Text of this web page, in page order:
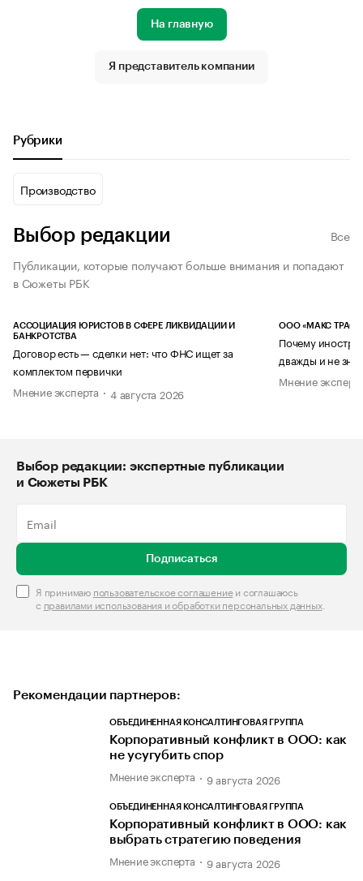
Источник изображения: Личный архив Евгения Гиркина
На главную
Я представитель компании
Рубрики
Производство
Выбор редакции
Все
Публикации, которые получают больше внимания и попадают
в Сюжеты РБК
АССОЦИАЦИЯ ЮРИСТОВ В СФЕРЕ ЛИКВИДАЦИИ И
БАНКРОТСТВА
Договор есть — сделки нет: что ФНС ищет за
комплектом первички
Мнение эксперта
4 августа 2026
ООО «МАКС ТРАСТ»
Почему
дважды и не
Мнение
Выбор редакции: экспертные публикации
и Сюжеты РБК
Подписаться
Я принимаю пользовательское соглашениеи соглашаюсь
с правилами использования и обработки персональных данных.
Рекомендации партнеров:
ОБЪЕДИНЕННАЯ КОНСАЛТИНГОВАЯ ГРУППА
Корпоративный конфликт в ООО: как
не усугубить спор
Мнение эксперта 9 августа 2026
ОБЪЕДИНЕННАЯ КОНСАЛТИНГОВАЯ ГРУППА
Корпоративный конфликт в ООО: как
выбрать стратегию поведения
Мнение эксперта 9 августа 2026